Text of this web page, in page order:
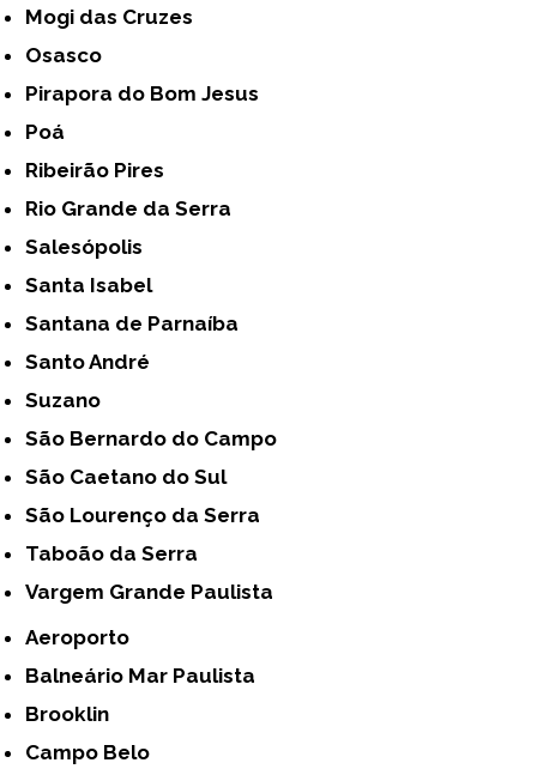
Mogi das Cruzes
Osasco
Pirapora do Bom Jesus
Poá
Ribeirão Pires
Rio Grande da Serra
Salesópolis
Santa Isabel
Santana de Parnaíba
Santo André
Suzano
São Bernardo do Campo
São Caetano do Sul
São Lourenço da Serra
Taboão da Serra
Vargem Grande Paulista
Aeroporto
Balneário Mar Paulista
Brooklin
Campo Belo